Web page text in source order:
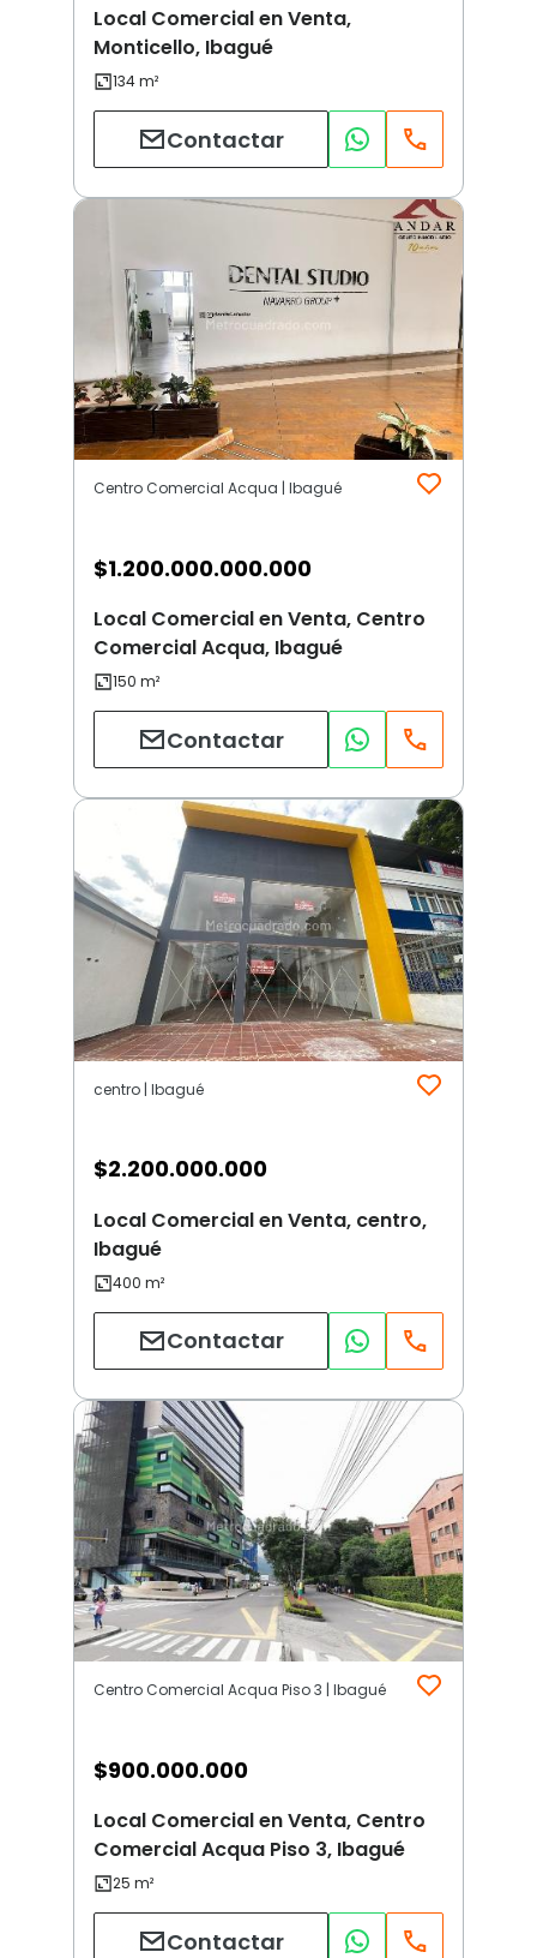
Local Comercial en Venta,
Monticello, Ibagué
Contactar
Centro Comercial Acqua | Ibagué
$1.200.000.000.000
Local Comercial en Venta, Centro
Comercial Acqua, Ibagué
Contactar
centro | Ibagué
$2.200.000.000
Local Comercial en Venta, centro,
Ibagué
Contactar
Centro Comercial Acqua Piso 3 | Ibagué
$900.000.000
Local Comercial en Venta, Centro
Comercial Acqua Piso 3, Ibagué
Contactar